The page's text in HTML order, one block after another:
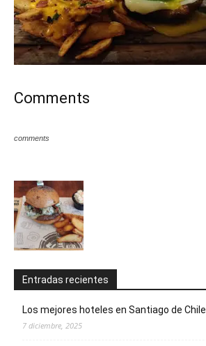
Comments
comments
Entradas recientes
Los mejores hoteles en Santiago de Chile
7 diciembre, 2025